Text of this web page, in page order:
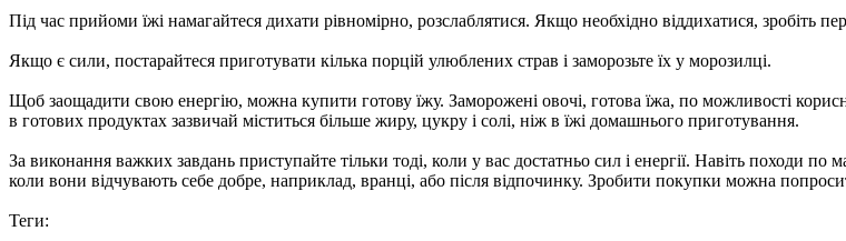
Під час прийоми їжі намагайтеся дихати рівномірно, розслаблятися. Якщо необхідно віддихатися, зробіть
Якщо є сили, постарайтеся приготувати кілька порцій улюблених страв і заморозьте їх у морозилці.
Щоб заощадити свою енергію, можна купити готову їжу. Заморожені овочі, готова їжа, по можливості
в готових продуктах зазвичай міститься більше жиру, цукру і солі, ніж в їжі домашнього приготування.
За виконання важких завдань приступайте тільки тоді, коли у вас достатньо сил і енергії. Навіть походи
коли вони відчувають себе добре, наприклад, вранці, або після відпочинку. Зробити покупки можна
Теги: